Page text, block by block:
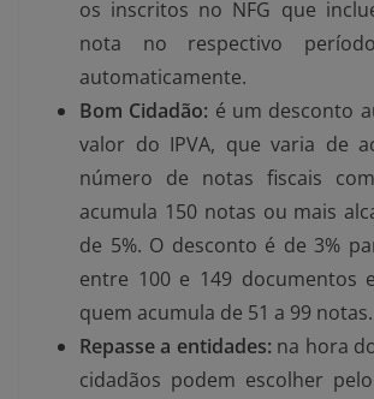
os inscritos no NFG que
nota no respectivo
automaticamente.
Bom Cidadão: é um desconto
valor do IPVA, que varia de
número de notas fiscais
acumula 150 notas ou mais
de 5%. O desconto é de 3%
entre 100 e 149 documentos
quem acumula de 51 a 99 notas.
Repasse a entidades:na hora
cidadãos podem escolher